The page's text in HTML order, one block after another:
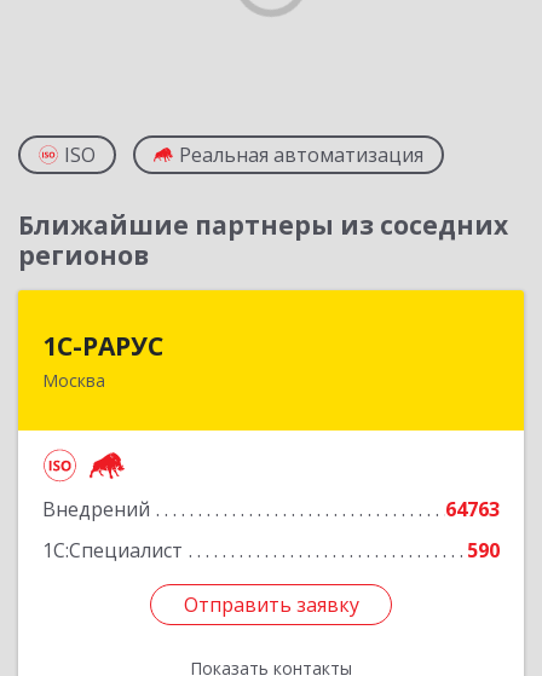
ISO Реальная автоматизация
Ближайшие партнеры из соседних
регионов
1С-РАРУС
Москва
Внедрений
64763
1С:Специалист
590
Отправить заявку
Показать контакты
127434, Москва г, Дмитровское ш, дом № 9Б
Отправить заявку
Назад